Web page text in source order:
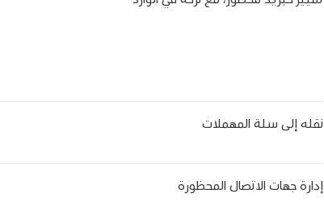
نقله إلى سلة المهملات
إدارة جهات الاتصال المحظورة